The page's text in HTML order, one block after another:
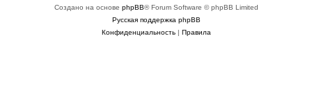
Создано на основе phpBB® Forum Software © phpBB Limited
Русская поддержка phpBB
Конфиденциальность| Правила